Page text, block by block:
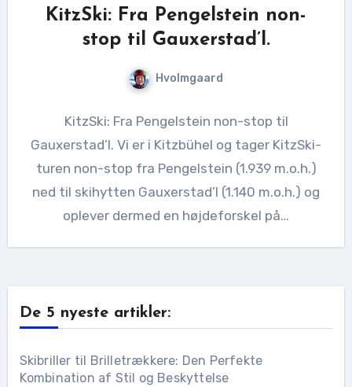
KitzSki: Fra Pengelstein non-
stop til Gauxerstad’l.
Hvolmgaard
KitzSki: Fra Pengelstein non-stop til
Gauxerstad’l. Vi er i Kitzbühel og tager KitzSki-
turen non-stop fra Pengelstein (1.939 m.o.h.)
ned til skihytten Gauxerstad’l (1.140 m.o.h.) og
oplever dermed en højdeforskel på…
De 5 nyeste artikler:
Skibriller til Brilletrækkere: Den Perfekte
Kombination af Stil og Beskyttelse